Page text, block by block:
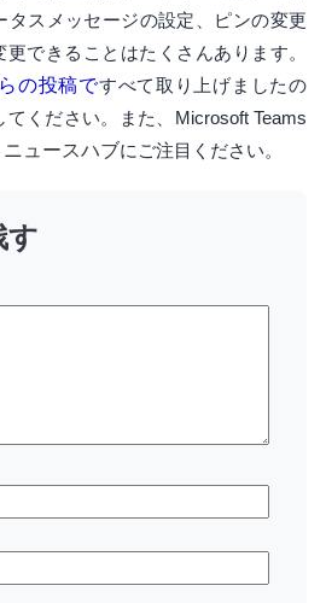
タスメッセージの設定、ピンの変更
できることはたくさんあります。
の投稿ですべて取り上げましたの
ください。また、Microsoft Teams
ニュースハブにご注目ください。
す